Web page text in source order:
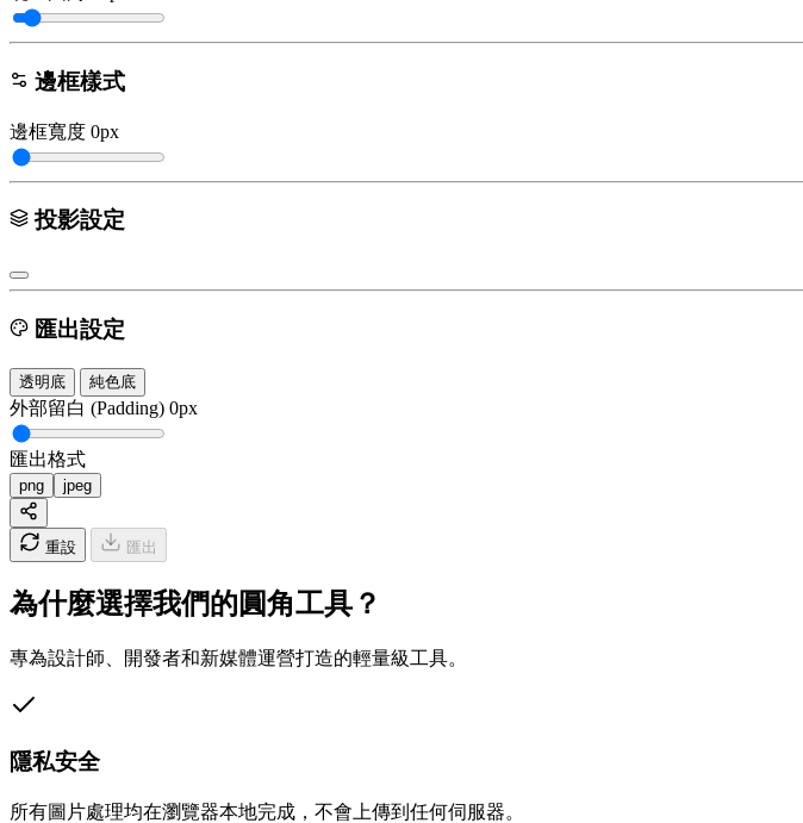
邊框樣式
邊框寬度 0px
投影設定
匯出設定
透明底 純色底
外部留白 (Padding) 0px
匯出格式
png jpeg
重設 匯出
為什麼選擇我們的圓角工具？
專為設計師、開發者和新媒體運營打造的輕量級工具。
隱私安全
所有圖片處理均在瀏覽器本地完成，不會上傳到任何伺服器。